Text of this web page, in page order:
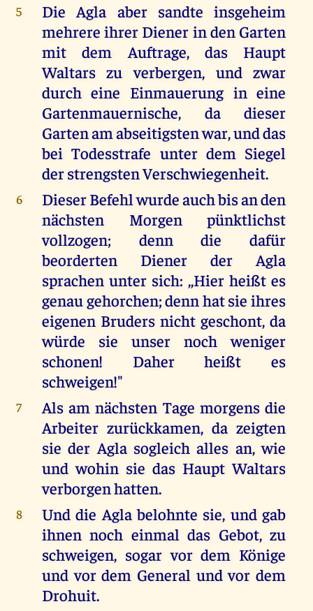
5
Die Agla aber sandte insgeheim
mehrere ihrer Diener in den Garten
mit dem Auftrage, das Haupt
Waltars zu verbergen, und zwar
durch eine Einmauerung in eine
Gartenmauernische, da dieser
Garten am abseitigsten war, und das
bei Todesstrafe unter dem Siegel
der strengsten Verschwiegenheit.
6
Dieser Befehl wurde auch bis an den
nächsten Morgen pünktlichst
vollzogen; denn die dafür
beorderten Diener der Agla
sprachen unter sich: ,,Hier heißt es
genau gehorchen; denn hat sie ihres
eigenen Bruders nicht geschont, da
würde sie unser noch weniger
schonen! Daher heißt es
schweigen!"
7
Als am nächsten Tage morgens die
Arbeiter zurückkamen, da zeigten
sie der Agla sogleich alles an, wie
und wohin sie das Haupt Waltars
verborgen hatten.
8
Und die Agla belohnte sie, und gab
ihnen noch einmal das Gebot, zu
schweigen, sogar vor dem Könige
und vor dem General und vor dem
Drohuit.